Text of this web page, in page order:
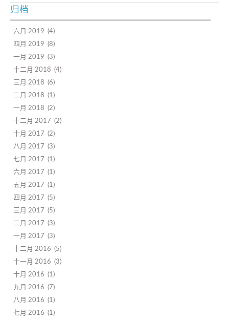
归档
六月 2019 4
四月 2019 8
一月 2019 3
十二月 2018 4
三月 2018 6
二月 2018 1
一月 2018 2
十二月 2017 2
十月 2017 2
八月 2017 3
七月 2017 1
六月 2017 1
五月 2017 1
四月 2017 5
三月 2017 5
二月 2017 3
一月 2017 3
十二月 2016 5
十一月 2016 3
十月 2016 1
九月 2016 7
八月 2016 1
七月 2016 1